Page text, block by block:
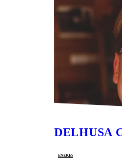
DELHUSA
énekes